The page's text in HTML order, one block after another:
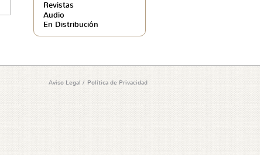
Revistas
Audio
En Distribución
Aviso Legal / Política de Privacidad